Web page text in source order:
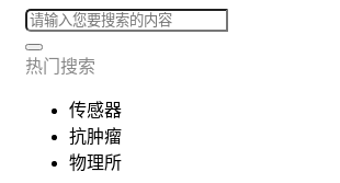
热门搜索
传感器
抗肿瘤
物理所